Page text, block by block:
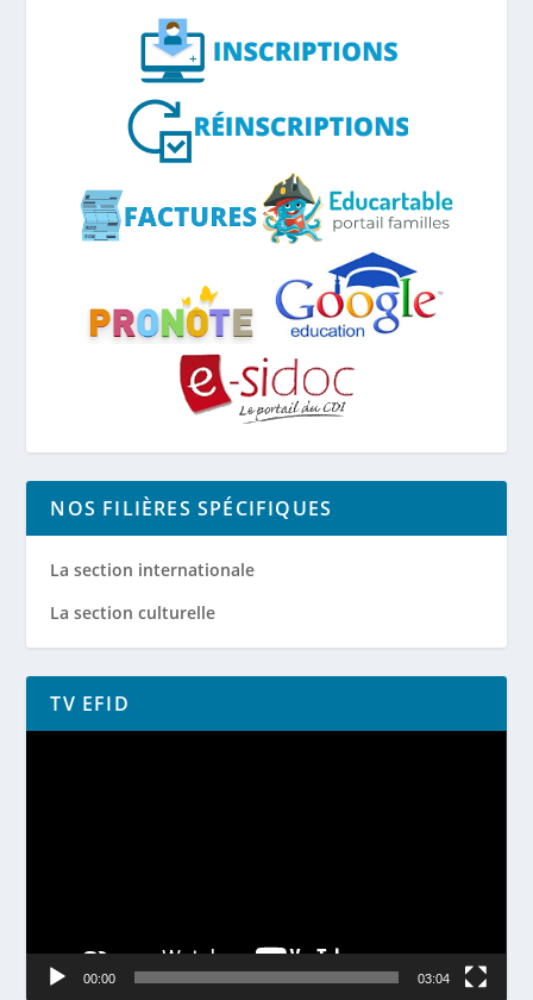
NOS FILIÈRES SPÉCIFIQUES
La section internationale
La section culturelle
TV EFID
Lecteur
00:00 03:04